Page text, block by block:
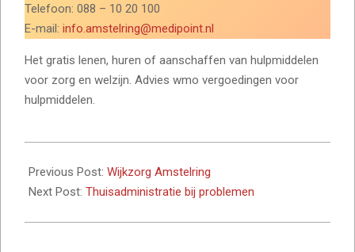
Telefoon: 088 – 10 20 100
E-mail: info.amstelring@medipoint.nl
Het gratis lenen, huren of aanschaffen van hulpmiddelen
voor zorg en welzijn. Advies wmo vergoedingen voor
hulpmiddelen.
12-
02
Previous Post: Wijkzorg Amstelring
Next Post: Thuisadministratie bij problemen